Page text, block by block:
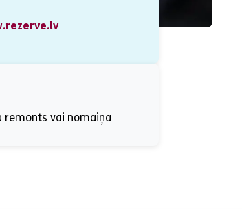
remonts vai nomaiņa